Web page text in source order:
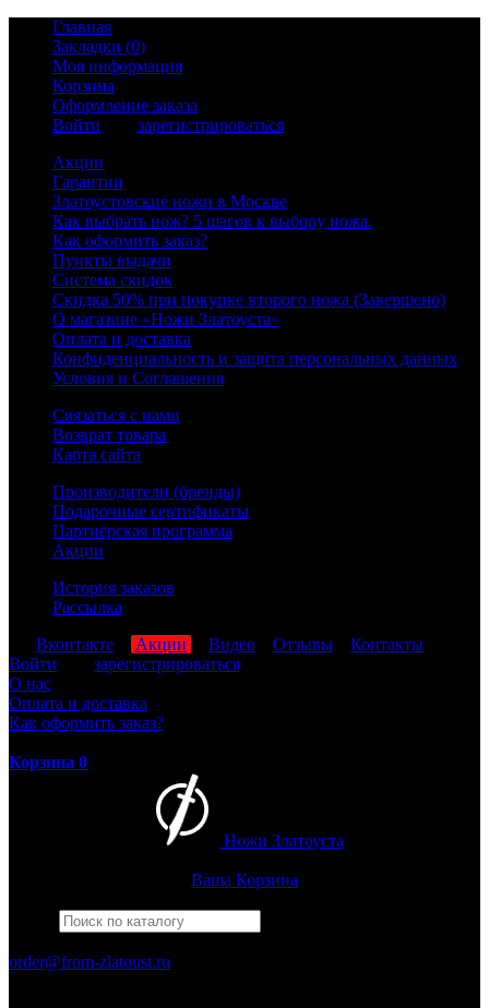
Главная
Закладки (0)
Моя информация
Корзина
Оформление заказа
Войти
зарегистрироваться
Акции
Гарантии
Златоустовские ножи в Москве
Как выбрать нож? 5 шагов к выбору ножа.
Как оформить заказ?
Пункты выдачи
Система скидок
Скидка 50% при покупке второго ножа (Завершено)
О магазине «Ножи Златоуста»
Оплата и доставка
Конфиденциальность и защита персональных данных
Условия и Соглашения
Связаться с нами
Возврат товара
Карта сайта
Производители (бренды)
Подарочные сертификаты
Партнёрская программа
Акции
История заказов
Рассылка
Вконтакте Акции Видео Отзывы
Контакты
Войти
зарегистрироваться
О нас
Оплата и доставка
Как оформить заказ?
Корзина 0
Ножи Златоуста
Ваша Корзина
order@from-zlatoust.ru